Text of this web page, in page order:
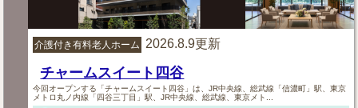
介護付き有料老人ホーム 2026.8.9更新
チャームスイート四谷
今回オープンする「チャームスイート四谷」は、JR中央線、総武線「信濃町」駅、東京
メトロ丸ノ内線「四谷三丁目」駅、JR中央線、総武線、東京メト...